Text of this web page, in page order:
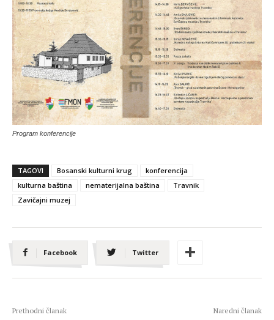
Program konferencije
TAGOVI Bosanski kulturni krug
konferencija
kulturna baština
nematerijalna baština
Travnik
Zavičajni muzej
Facebook Twitter
Prethodni članak Naredni članak